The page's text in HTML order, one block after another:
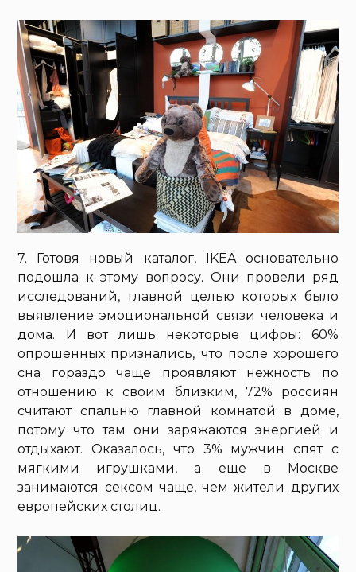
7. Готовя новый каталог, IKEA основательно
подошла к этому вопросу. Они провели ряд
исследований, главной целью которых было
выявление эмоциональной связи человека и
дома. И вот лишь некоторые цифры: 60%
опрошенных признались, что после хорошего
сна гораздо чаще проявляют нежность по
отношению к своим близким, 72% россиян
считают спальню главной комнатой в доме,
потому что там они заряжаются энергией и
отдыхают. Оказалось, что 3% мужчин спят с
мягкими игрушками, а еще в Москве
занимаются сексом чаще, чем жители других
европейских столиц.